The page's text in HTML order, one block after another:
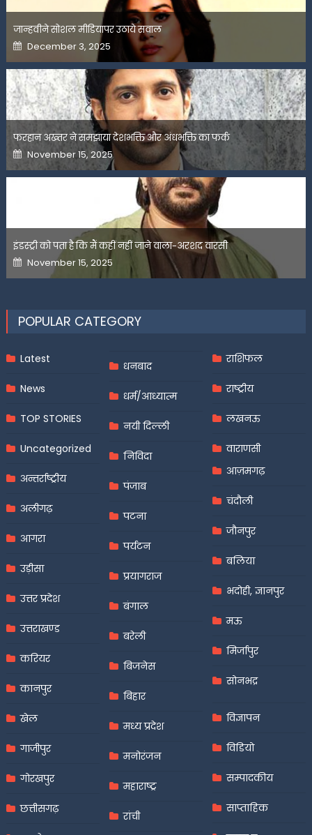
जान्हवीने सोशल मीडियापर उठाये सवाल
Posted
on
December 3, 2025
फरहान अख्तर ने समझाया देशभक्ति और अंधभक्ति का फर्क
Posted
on
November 15, 2025
इंडस्ट्री को पता है कि मैं कहीं नहीं जाने वाला-अरशद वारसी
Posted
on
November 15, 2025
POPULAR CATEGORY
Latest
News
TOP STORIES
Uncategorized
अन्तर्राष्ट्रीय
अलीगढ़
आगरा
उड़ीसा
उत्तर प्रदेश
उत्तराखण्ड
करियर
कानपुर
खेल
गाजीपुर
गोरखपुर
छत्तीसगढ़
धनबाद
धर्म/आध्यात्म
नयी दिल्ली
निविदा
पंजाब
पटना
पर्यटन
प्रयागराज
बंगाल
बरेली
बिजनेस
बिहार
मध्य प्रदेश
मनोरंजन
महाराष्ट्र
रांची
राशिफल
राष्ट्रीय
लखनऊ
वाराणसी
आज़मगढ़
चंदौली
जौनपुर
बलिया
भदोही, ज्ञानपुर
मऊ
मिर्जापुर
सोनभद्र
विज्ञापन
विडियो
सम्पादकीय
साप्ताहिक